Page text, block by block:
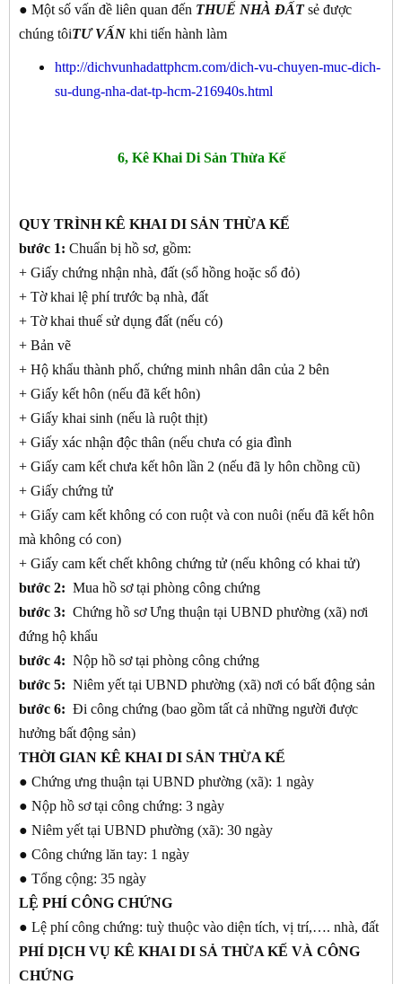
● Một số vấn đề liên quan đến THUẾ NHÀ ĐẤTsẻ được
chúng tôiTƯVẤN khi tiến hành làm
http://dichvunhadattphcm.com/dich-vu-chuyen-muc-dich-
su-dung-nha-dat-tp-hcm-216940s.html
6, Kê Khai Di Sản Thừa Kế
QUY TRÌNH KÊ KHAI DI SẢN THỪA KẾ
bước 1: Chuẩn bị hồ sơ, gồm:
+ Giấy chứng nhận nhà, đất (sổ hồng hoặc sổ đỏ)
+ Tờ khai lệ phí trước bạ nhà, đất
+ Tờ khai thuế sử dụng đất (nếu có)
+ Bản vẽ
+ Hộ khẩu thành phố, chứng minh nhân dân của 2 bên
+ Giấy kết hôn (nếu đã kết hôn)
+ Giấy khai sinh (nếu là ruột thịt)
+ Giấy xác nhận độc thân (nếu chưa có gia đình
+ Giấy cam kết chưa kết hôn lần 2 (nếu đã ly hôn chồng cũ)
+ Giấy chứng tử
+ Giấy cam kết không có con ruột và con nuôi (nếu đã kết hôn
mà không có con)
+ Giấy cam kết chết không chứng tử (nếu không có khai tử)
bước 2: Mua hồ sơ tại phòng công chứng
bước 3: Chứng hồ sơ Ưng thuận tại UBND phường (xã) nơi
đứng hộ khẩu
bước 4: Nộp hồ sơ tại phòng công chứng
bước 5: Niêm yết tại UBND phường (xã) nơi có bất động sản
bước 6: Đi công chứng (bao gồm tất cả những người được
hưởng bất động sản)
THỜI GIAN KÊ KHAI DI SẢN THỪA KẾ
● Chứng ưng thuận tại UBND phường (xã): 1 ngày
● Nộp hồ sơ tại công chứng: 3 ngày
● Niêm yết tại UBND phường (xã): 30 ngày
● Công chứng lăn tay: 1 ngày
● Tổng cộng: 35 ngày
LỆ PHÍ CÔNG CHỨNG
● Lệ phí công chứng: tuỳ thuộc vào diện tích, vị trí,…. nhà, đất
PHÍ DỊCH VỤ KÊ KHAI DI SẢ THỪA KẾ VÀ CÔNG
CHỨNG